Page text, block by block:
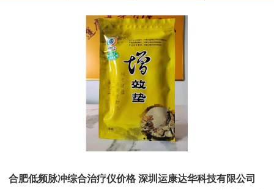
合肥低频脉冲综合治疗仪价格 深圳运康达华科技有限公司